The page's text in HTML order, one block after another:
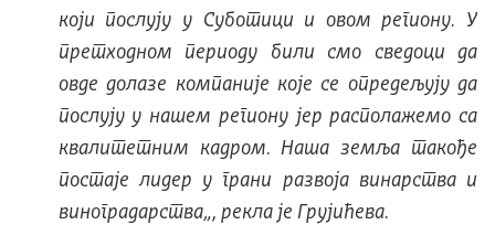
који послују у Суботици и овом региону. У
претходном периоду били смо сведоци да
овде долазе компаније које се опредељују да
послују у нашем региону јер располажемо са
квалитетним кадром. Наша земља такође
постаје лидер у грани развоја винарства и
виноградарства„, рекла је Грујићева.